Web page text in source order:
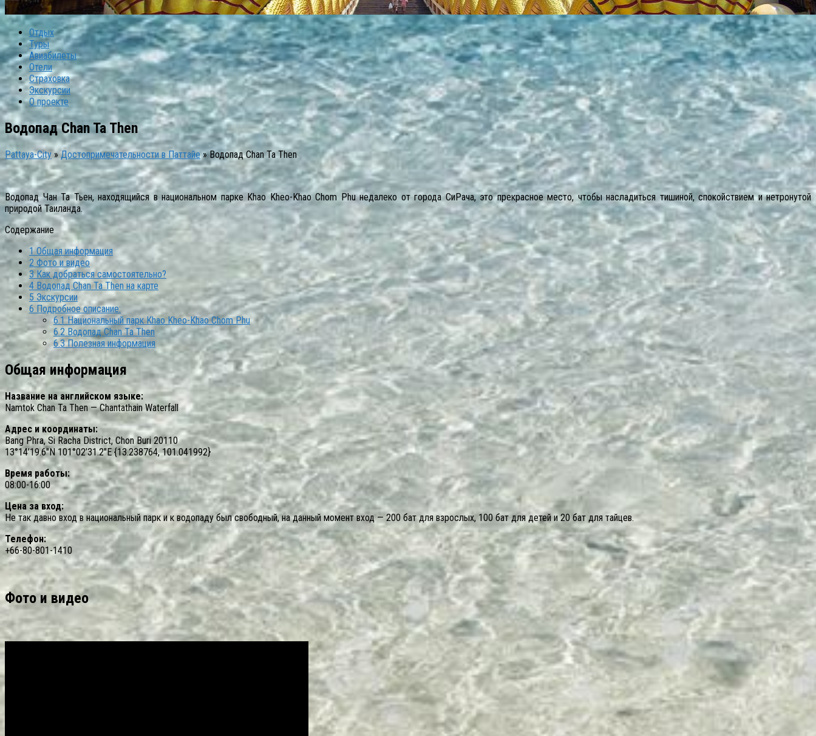
Отдых
Туры
Авиабилеты
Отели
Страховка
Экскурсии
О проекте
Водопад Chan Ta Then
Pattaya-City »Достопримечательности в Паттайе»Водопад Chan Ta Then
Водопад Чан Та Тьен, находящийся в национальном парке Khao Kheo-Khao Chom Phu недалеко от города СиРача, это прекрасное место, чтобы насладиться тишиной, спокойствием и нетронутой
природой Таиланда.
Содержание
1Общая информация
2 Фото и видео
3Как добраться самостоятельно?
4 Водопад Chan Ta Then на карте
5 Экскурсии
6 Подробное описание:
6.1Национальный парк Khao Kheo-Khao Chom Phu
6.2 Водопад Chan Ta Then
6.3Полезная информация
Общая информация
Название на английском языке:
Namtok Chan Ta Then — Chantathain Waterfall
Адрес и координаты:
Bang Phra, Si Racha District, Chon Buri 20110
13°14’19.6″N 101°02’31.2″E {13.238764, 101.041992}
Время работы:
08:00-16:00
Цена за вход:
Не так давно вход в национальный парк и к водопаду был свободный, на данный момент вход — 200 бат для взрослых, 100 бат для детей и 20 бат для тайцев.
Телефон:
+66-80-801-1410
Фото и видео